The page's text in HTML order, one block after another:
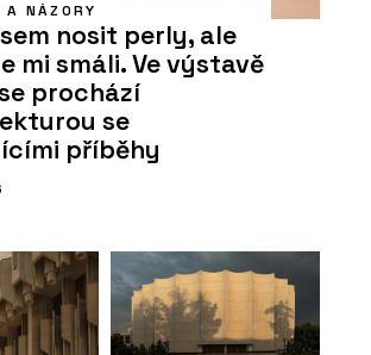
A NÁZORY
nosit perly, ale
mi smáli. Ve výstavě
prochází
se
příběhy